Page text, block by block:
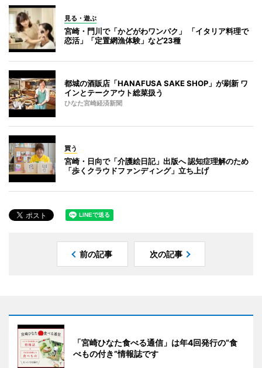
見る・遊ぶ
宮崎・門川で「かどがわワンパク」 「イタリア料理で
恋活」「定置網漁体験」など23種
都城の酒販店「HANAFUSA SAKE SHOP」が刷新 ワ
インとテークアウト総菜扱う
ひなた宮崎経済新聞
買う
宮崎・日向で「介護絵日記」出版へ 認知症理解のため
「歩くクラウドファンディング」立ち上げ
前の記事 次の記事
「宮崎ひなた食べる通信」は年4回発行の“食
べもの付き”情報誌です